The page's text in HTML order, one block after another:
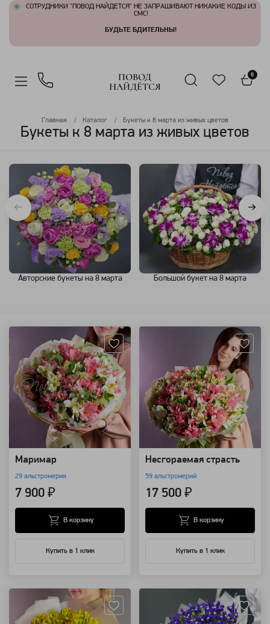
СОТРУДНИКИ "ПОВОД НАЙДЕТСЯ" НЕ ЗАПРАШИВАЮТ НИКАКИЕ КОДЫ ИЗ
СМС!
БУДЬТЕ БДИТЕЛЬНЫ!
ПОВОД
НАЙДЁТСЯ
0
Главная Каталог Букеты к 8 марта из живых цветов
Букеты к 8 марта из живых цветов
Авторские букеты на 8 марта Большой букет на 8 марта
Маримар
29 альстромерия
7 900 ₽
Купить в 1 клик
В корзину
Несгораемая страсть
59 альстромерий
17 500 ₽
Купить в 1 клик
В корзину